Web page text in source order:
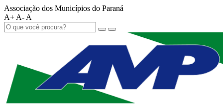
Associação dos Municípios do Paraná
A+ A- A